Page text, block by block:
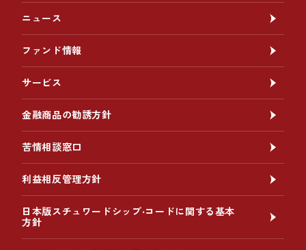
ニュース
ファンド情報
サービス
金融商品の勧誘方針
苦情相談窓口
利益相反管理方針
日本版スチュワードシップ‧コードに関する基本
方針